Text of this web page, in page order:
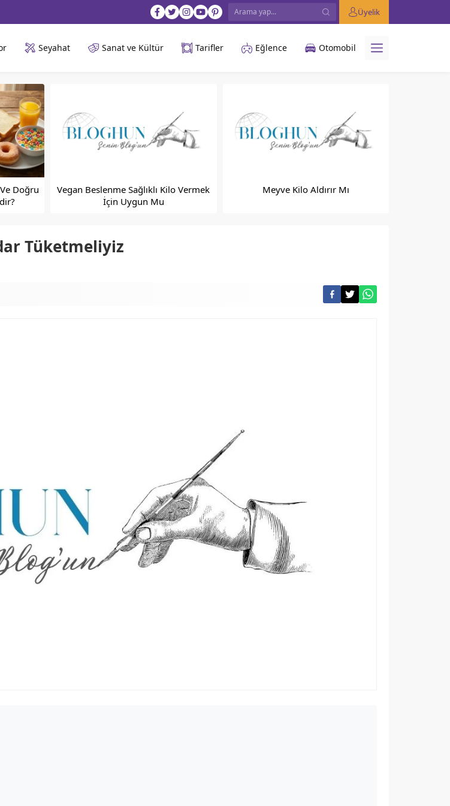
Üyelik
Seyahat Sanat ve Kültür Tarifler Eğlence Otomobil
Doğru
Vegan Beslenme Sağlıklı Kilo Vermek
İçin Uygun Mu
Meyve Kilo Aldırır Mı
Tüketmeliyiz